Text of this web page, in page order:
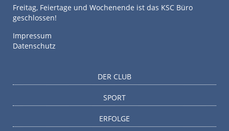
Freitag, Feiertage und Wochenende ist das KSC Büro
geschlossen!
Impressum
Datenschutz
DER CLUB
SPORT
ERFOLGE